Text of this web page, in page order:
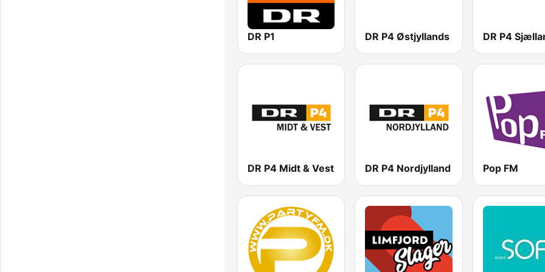
DR P4
DR P4 Østjyllands
DR P1
Pop FM
DR P4 Nordjylland
DR P4 Midt & Vest